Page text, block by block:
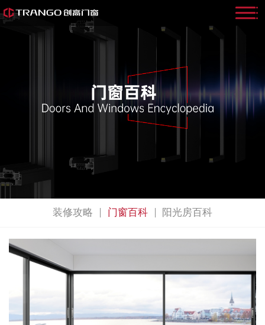
装修攻略 门窗百科 阳光房百科